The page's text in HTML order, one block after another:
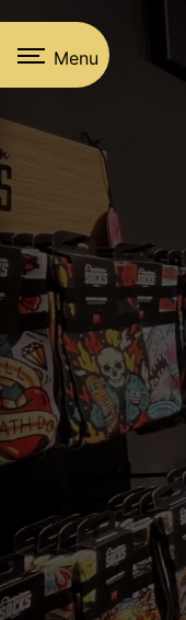
Menu
Panneau de gestion